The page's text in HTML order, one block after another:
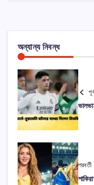
অন্যান্য নিবন্ধ
পরবর্তী